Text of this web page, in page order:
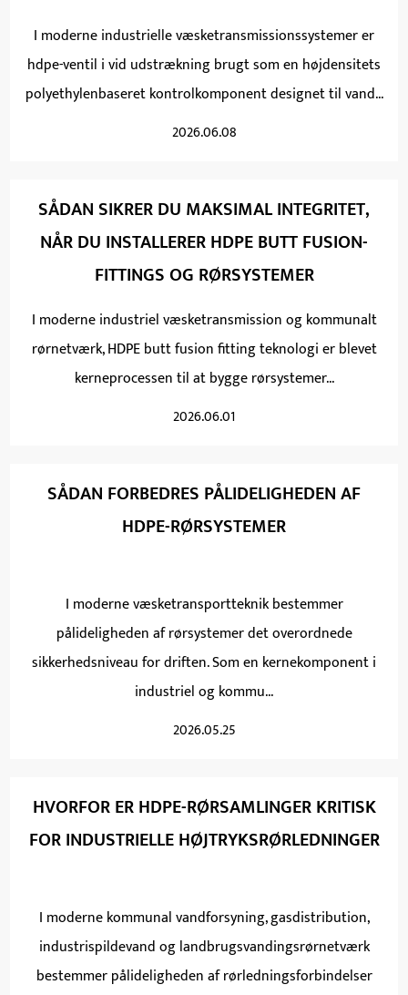
I moderne industrielle væsketransmissionssystemer er
hdpe-ventil i vid udstrækning brugt som en højdensitets
polyethylenbaseret kontrolkomponent designet til vand...
2026.06.08
SÅDAN SIKRER DU MAKSIMAL INTEGRITET,
NÅR DU INSTALLERER HDPE BUTT FUSION-
FITTINGS OG RØRSYSTEMER
I moderne industriel væsketransmission og kommunalt
rørnetværk, HDPE butt fusion fitting teknologi er blevet
kerneprocessen til at bygge rørsystemer...
2026.06.01
SÅDAN FORBEDRES PÅLIDELIGHEDEN AF
HDPE-RØRSYSTEMER
I moderne væsketransportteknik bestemmer
pålideligheden af ​​rørsystemer det overordnede
sikkerhedsniveau for driften. Som en kernekomponent i
industriel og kommu...
2026.05.25
HVORFOR ER HDPE-RØRSAMLINGER KRITISK
FOR INDUSTRIELLE HØJTRYKSRØRLEDNINGER
I moderne kommunal vandforsyning, gasdistribution,
industrispildevand og landbrugsvandingsrørnetværk
bestemmer pålideligheden af ​​rørledningsforbindelser